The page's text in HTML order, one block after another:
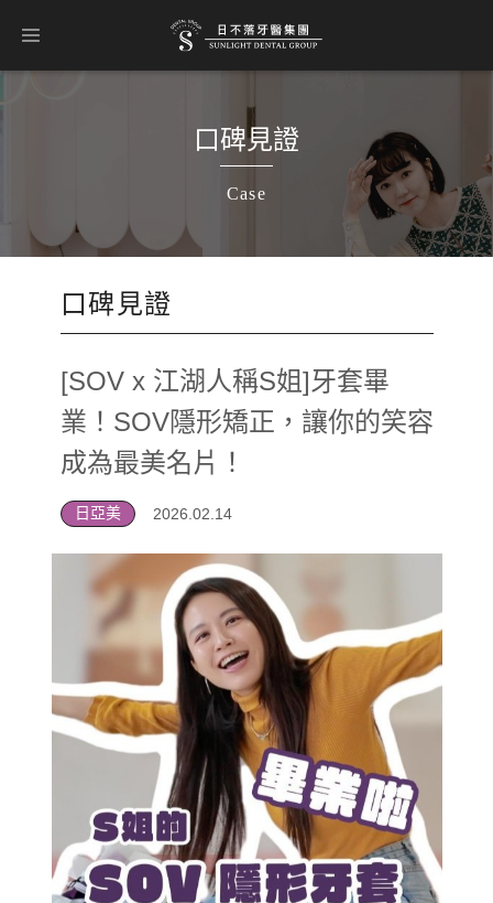
口碑見證
Case
口碑見證
[SOV x 江湖人稱S姐]牙套畢
業！SOV隱形矯正，讓你的笑容
成為最美名片！
日亞美 2026.02.14